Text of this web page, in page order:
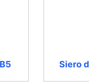
Siero